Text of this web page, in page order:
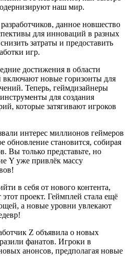
наш мир.
данное новшество
для инноваций в разных
затраты и предоставить
игр.
достижения в области
включают новые горизонты для
Теперь, геймдизайнеры
для создания
которые затягивают игроков
интерес миллионов геймеров
обновление становится, собирая
Вы только представьте, но
Y уже привлёк массу
в себя от нового контента,
этот проект. Геймплей стала ещё
а новые уровни увлекают
Z объявила о новых
фанатов. Игроки в
анонсов, предполагая новые